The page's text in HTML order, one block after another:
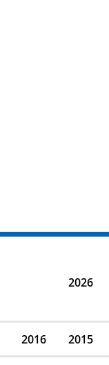
2026
2016 2015